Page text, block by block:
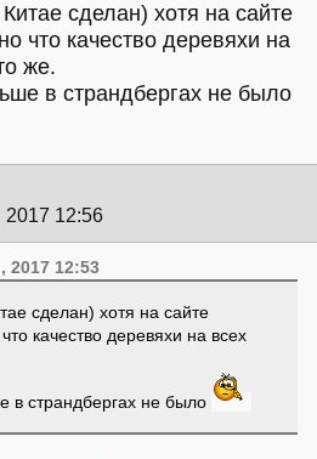
сделан) хотя на сайте
что качество деревяхи на
же.
в страндбергах не было
2017 12:56
2017 12:53
сделан) хотя на сайте
качество деревяхи на всех
в страндбергах не было